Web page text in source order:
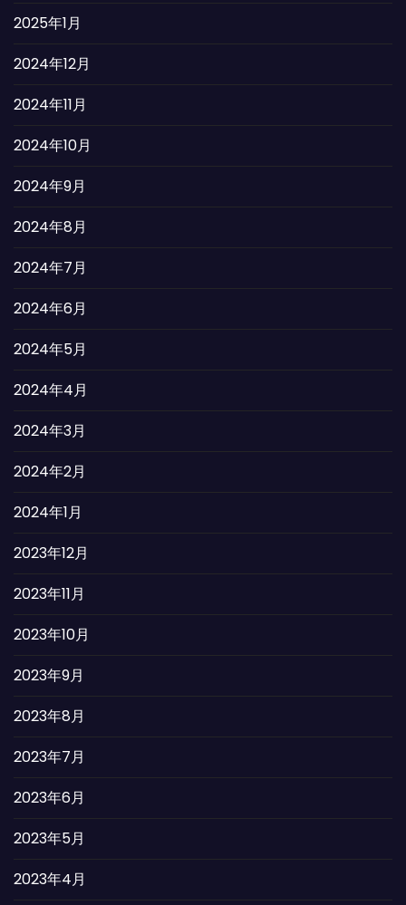
2025年1月
2024年12月
2024年11月
2024年10月
2024年9月
2024年8月
2024年7月
2024年6月
2024年5月
2024年4月
2024年3月
2024年2月
2024年1月
2023年12月
2023年11月
2023年10月
2023年9月
2023年8月
2023年7月
2023年6月
2023年5月
2023年4月